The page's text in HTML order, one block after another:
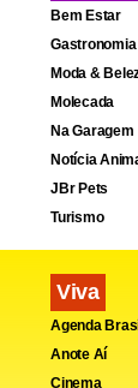
Bem Estar
Gastronomia
Moda &
Molecada
Na Garagem
Notícia
JBr Pets
Turismo
Viva
Agenda
Anote Aí
Cinema